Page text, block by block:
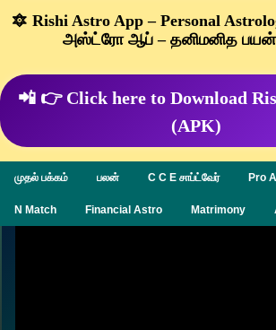
🔯 Rishi Astro App – Personal
அஸ்ட்ரோ ஆப் – தனிமனித
📲 👉 Click here to Download
(APK)
முதல் பக்கம் பலன் C C E சாப்ட்வேர் Pro
N Match Financial Astro Matrimony